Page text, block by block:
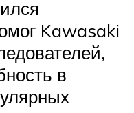
Kawasaki
в